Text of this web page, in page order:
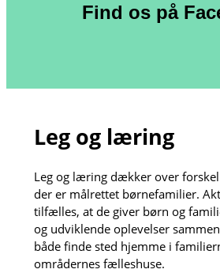
Find os på
Leg og læring
Leg og læring dækker over
der er målrettet børnefamilier.
tilfælles, at de giver børn og
og udviklende oplevelser
både finde sted hjemme i
områdernes fælleshuse.